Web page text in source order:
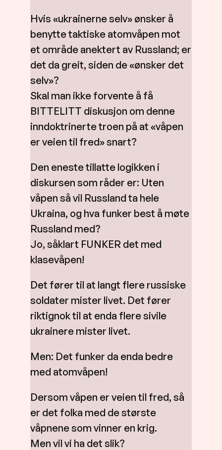
Hvis «ukrainerne selv» ønsker å
benytte taktiske atomvåpen mot
et område anektert av Russland; er
det da greit, siden de «ønsker det
selv»?
Skal man ikke forvente å få
BITTELITT diskusjon om denne
inndoktrinerte troen på at «våpen
er veien til fred» snart?
Den eneste tillatte logikken i
diskursen som råder er: Uten
våpen så vil Russland ta hele
Ukraina, og hva funker best å møte
Russland med?
Jo, såklart FUNKER det med
klasevåpen!
Det fører til at langt flere russiske
soldater mister livet. Det fører
riktignok til at enda flere sivile
ukrainere mister livet.
Men: Det funker da enda bedre
med atomvåpen!
Dersom våpen er veien til fred, så
er det folka med de største
våpnene som vinner en krig.
Men vil vi ha det slik?